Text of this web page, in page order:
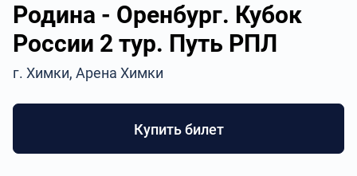
Родина - Оренбург. Кубок
России 2 тур. Путь РПЛ
г. Химки, Арена Химки
Купить билет